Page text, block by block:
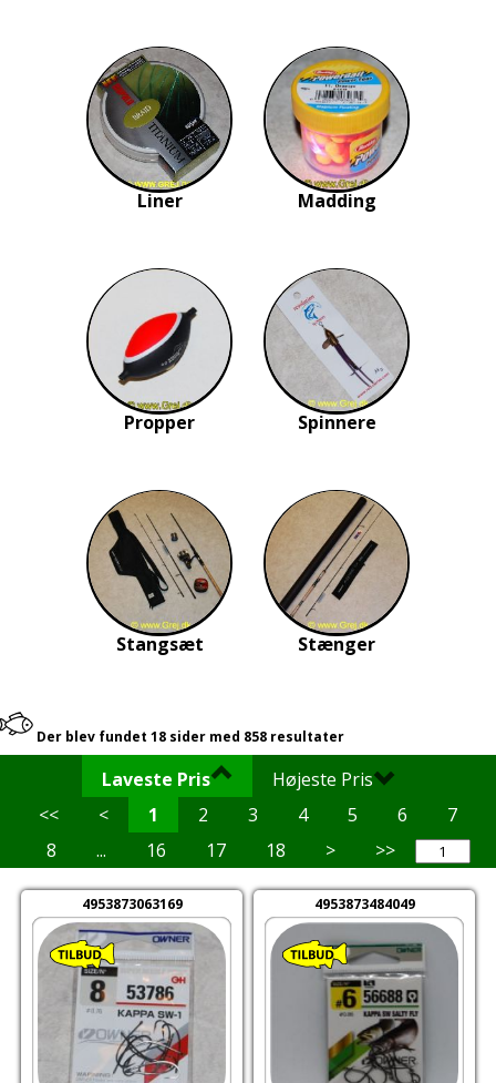
Liner Madding
Propper Spinnere
Stangsæt Stænger
Der blev fundet 18 sider med 858 resultater
Laveste Pris
Højeste Pris
<<
< 1 2 3 4 5 6
7
8
... 16 17 18 > >>
4953873063169 4953873484049